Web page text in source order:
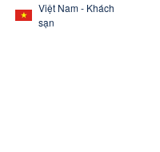
Việt Nam - Khách
sạn